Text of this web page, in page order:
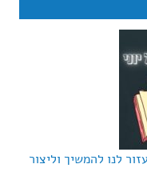
לנו להמשיך וליצור